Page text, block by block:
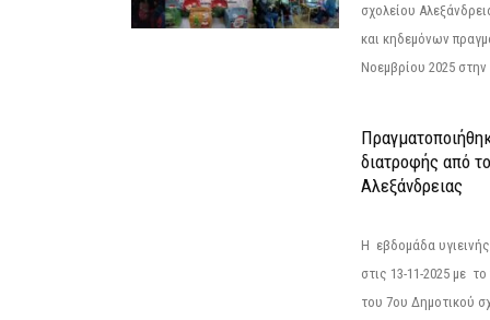
σχολείου
και κηδεμόνων
Νοεμβρίου 2025
διατροφής από
Αλεξάνδρειας
Η εβδομάδα
στις 13-11-2025 με
του 7ου Δημοτικού